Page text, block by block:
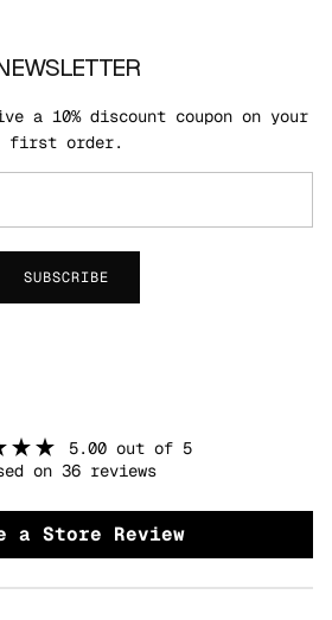
a 10% discount coupon on your
first order.
SUBSCRIBE
5.00 out of 5
on 36 reviews
a Store Review